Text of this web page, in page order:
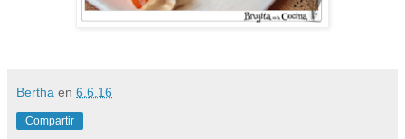
Bertha en 6.6.16
Compartir